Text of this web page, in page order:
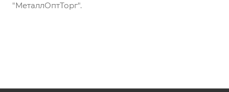
"МеталлОптТорг".